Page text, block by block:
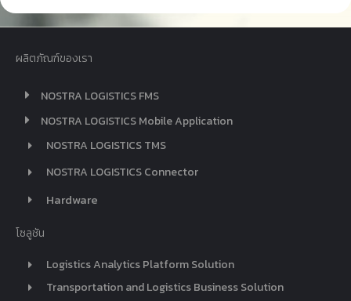
ผลิตภัณฑ์ของเรา
NOSTRA LOGISTICS FMS
NOSTRA LOGISTICS Mobile Application
NOSTRA LOGISTICS TMS
NOSTRA LOGISTICS Connector
Hardware
โซลูชัน
Logistics Analytics Platform Solution
Transportation and Logistics Business Solution